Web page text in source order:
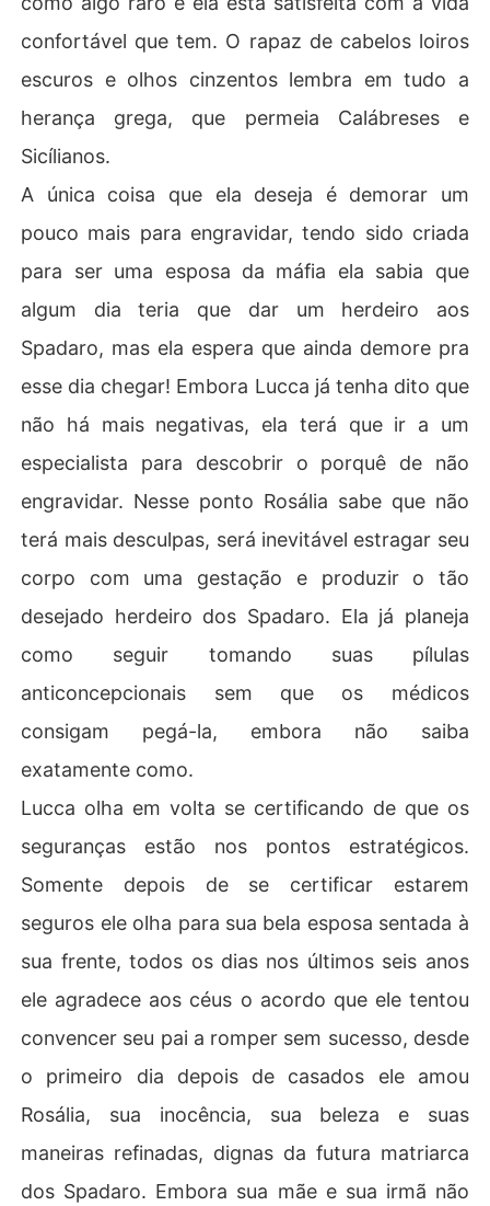
confortável que tem. O rapaz de cabelos loiros
escuros e olhos cinzentos lembra em tudo a
herança grega, que permeia Calábreses e
Sicílianos.
A única coisa que ela deseja é demorar um
pouco mais para engravidar, tendo sido criada
para ser uma esposa da máfia ela sabia que
algum dia teria que dar um herdeiro aos
Spadaro, mas ela espera que ainda demore pra
esse dia chegar! Embora Lucca já tenha dito que
não há mais negativas, ela terá que ir a um
especialista para descobrir o porquê de não
engravidar. Nesse ponto Rosália sabe que não
terá mais desculpas, será inevitável estragar seu
corpo com uma gestação e produzir o tão
desejado herdeiro dos Spadaro. Ela já planeja
como seguir tomando suas pílulas
anticoncepcionais sem que os médicos
consigam pegá-la, embora não saiba
exatamente como.
Lucca olha em volta se certificando de que os
seguranças estão nos pontos estratégicos.
Somente depois de se certificar estarem
seguros ele olha para sua bela esposa sentada à
sua frente, todos os dias nos últimos seis anos
ele agradece aos céus o acordo que ele tentou
convencer seu pai a romper sem sucesso, desde
o primeiro dia depois de casados ele amou
Rosália, sua inocência, sua beleza e suas
maneiras refinadas, dignas da futura matriarca
dos Spadaro. Embora sua mãe e sua irmã não